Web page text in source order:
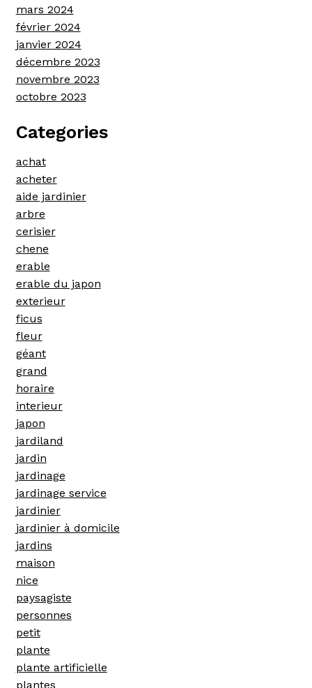
mars 2024
février 2024
janvier 2024
décembre 2023
novembre 2023
octobre 2023
Categories
achat
acheter
aide jardinier
arbre
cerisier
chene
erable
erable du japon
exterieur
ficus
fleur
géant
grand
horaire
interieur
japon
jardiland
jardin
jardinage
jardinage service
jardinier
jardinier à domicile
jardins
maison
nice
paysagiste
personnes
petit
plante
plante artificielle
plantes